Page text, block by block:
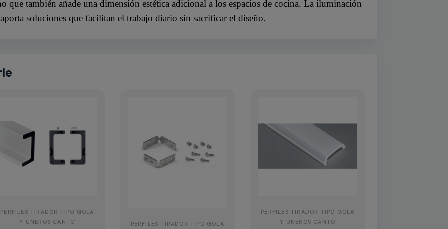
que también añade una dimensión estética adicional a los espacios de cocina. La iluminación
aporta soluciones que facilitan el trabajo diario sin sacrificar el diseño.
PERFILES TIRADOR TIPO GOLA
Y UÑEROS CANTO
PERFILES TIRADOR TIPO GOLA
PERFILES TIRADOR TIPO GOLA
Y UÑEROS CANTO